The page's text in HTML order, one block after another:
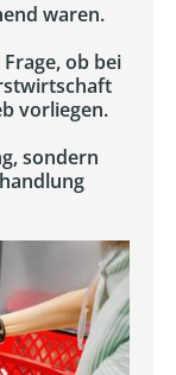
waren.
ob bei
vorliegen.
sondern